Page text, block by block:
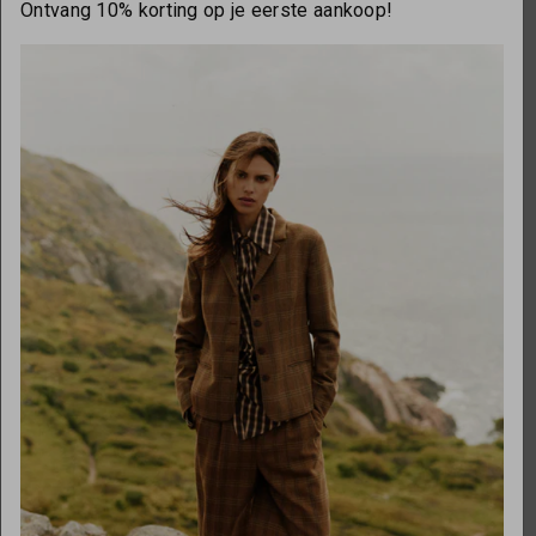
OPENINGSTIJDEN
Donderdag
Vrijdag
Zaterdag
Zondag
Over ons
Necessaries by Marlou
Onze partners
Ontvang 10% korting op je eerste aankoop!